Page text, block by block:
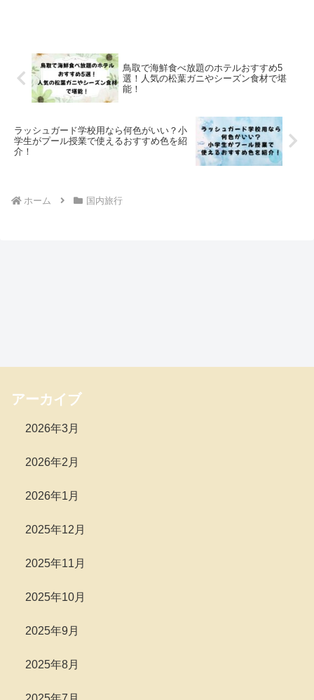
鳥取で海鮮食べ放題のホテルおすすめ5
選！人気の松葉ガニやシーズン食材で堪
能！
ラッシュガード学校用なら何色がいい？小
学生がプール授業で使えるおすすめ色を紹
介！
ホーム 国内旅行
アーカイブ
2026年3月
2026年2月
2026年1月
2025年12月
2025年11月
2025年10月
2025年9月
2025年8月